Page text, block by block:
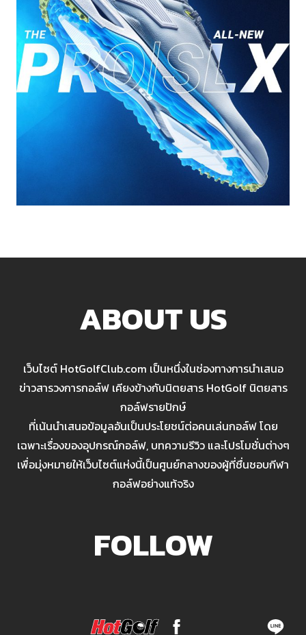
ABOUT US
เว็บไซต์ HotGolfClub.com เป็นหนึ่งในช่องทางการนำเสนอ
ข่าวสารวงการกอล์ฟ เคียงข้างกับนิตยสาร HotGolf นิตยสาร
กอล์ฟรายปักษ์
ที่เน้นนำเสนอข้อมูลอันเป็นประโยชน์ต่อคนเล่นกอล์ฟ โดย
เฉพาะเรื่องของอุปกรณ์กอล์ฟ, บทความรีวิว และโปรโมชั่นต่างๆ
เพื่อมุ่งหมายให้เว็บไซต์แห่งนี้เป็นศูนย์กลางของผู้ที่ชื่นชอบกีฬา
กอล์ฟอย่างแท้จริง
FOLLOW